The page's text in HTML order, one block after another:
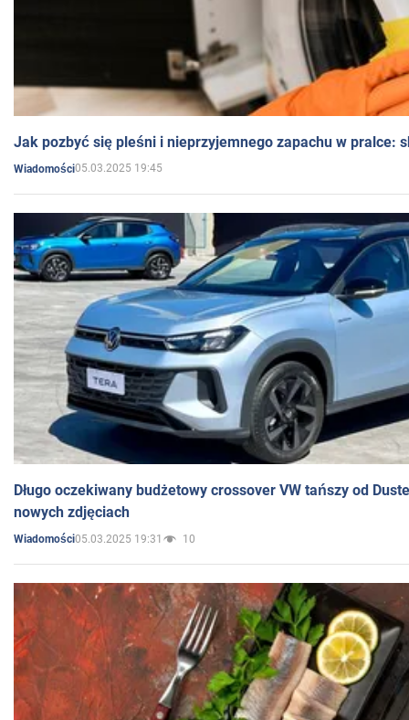
Jak pozbyć się pleśni i nieprzyjemnego zapachu w pralce:
Wiadomości05.03.2025 19:45
Długo oczekiwany budżetowy crossover VW tańszy od
nowych zdjęciach
Wiadomości05.03.2025 19:31 10